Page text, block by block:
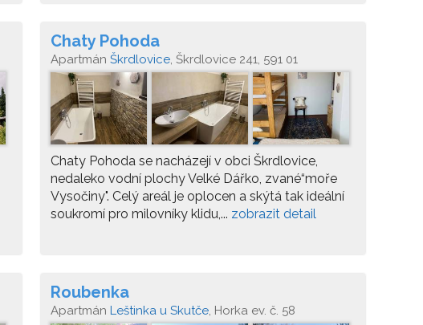
Chaty Pohoda
Apartmán Škrdlovice, Škrdlovice 241, 591 01
Chaty Pohoda se nacházejí v obci Škrdlovice,
nedaleko vodní plochy Velké Dářko, zvané“moře
Vysočiny". Celý areál je oplocen a skýtá tak ideální
soukromí pro milovníky klidu,... zobrazit detail
Roubenka
Apartmán Leštinka u Skutče, Horka ev. č. 58